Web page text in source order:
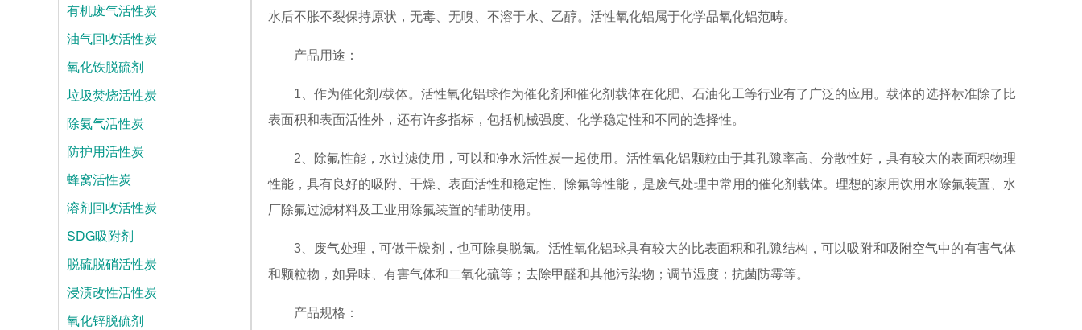
水后不胀不裂保持原状，无毒、无嗅、不溶于水、乙醇。活性氧化铝属于化学品氧化铝范畴。
产品用途：
1、作为催化剂/载体。活性氧化铝球作为催化剂和催化剂载体在化肥、石油化工等行业有了广泛的应用。载体的选择标准除了比
表面积和表面活性外，还有许多指标，包括机械强度、化学稳定性和不同的选择性。
2、除氟性能，水过滤使用，可以和净水活性炭一起使用。活性氧化铝颗粒由于其孔隙率高、分散性好，具有较大的表面积物理
性能，具有良好的吸附、干燥、表面活性和稳定性、除氟等性能，是废气处理中常用的催化剂载体。理想的家用饮用水除氟装置、水
厂除氟过滤材料及工业用除氟装置的辅助使用。
3、废气处理，可做干燥剂，也可除臭脱氯。活性氧化铝球具有较大的比表面积和孔隙结构，可以吸附和吸附空气中的有害气体
和颗粒物，如异味、有害气体和二氧化硫等；去除甲醛和其他污染物；调节湿度；抗菌防霉等。
产品规格：
有机废气活性炭
油气回收活性炭
氧化铁脱硫剂
垃圾焚烧活性炭
除氨气活性炭
防护用活性炭
蜂窝活性炭
溶剂回收活性炭
SDG吸附剂
脱硫脱硝活性炭
浸渍改性活性炭
氧化锌脱硫剂